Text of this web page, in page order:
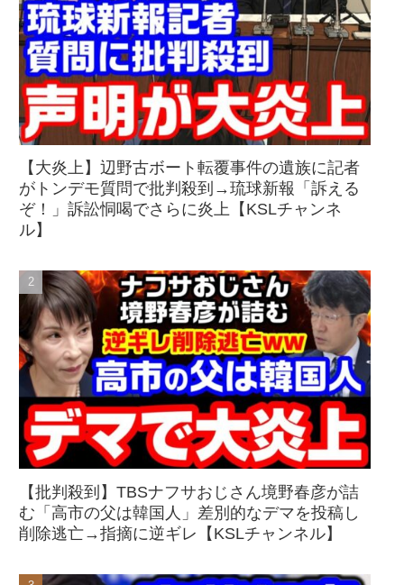
【大炎上】辺野古ボート転覆事件の遺族に記者
がトンデモ質問で批判殺到→琉球新報「訴える
ぞ！」訴訟恫喝でさらに炎上【KSLチャンネ
ル】
【批判殺到】TBSナフサおじさん境野春彦が詰
む「高市の父は韓国人」差別的なデマを投稿し
削除逃亡→指摘に逆ギレ【KSLチャンネル】